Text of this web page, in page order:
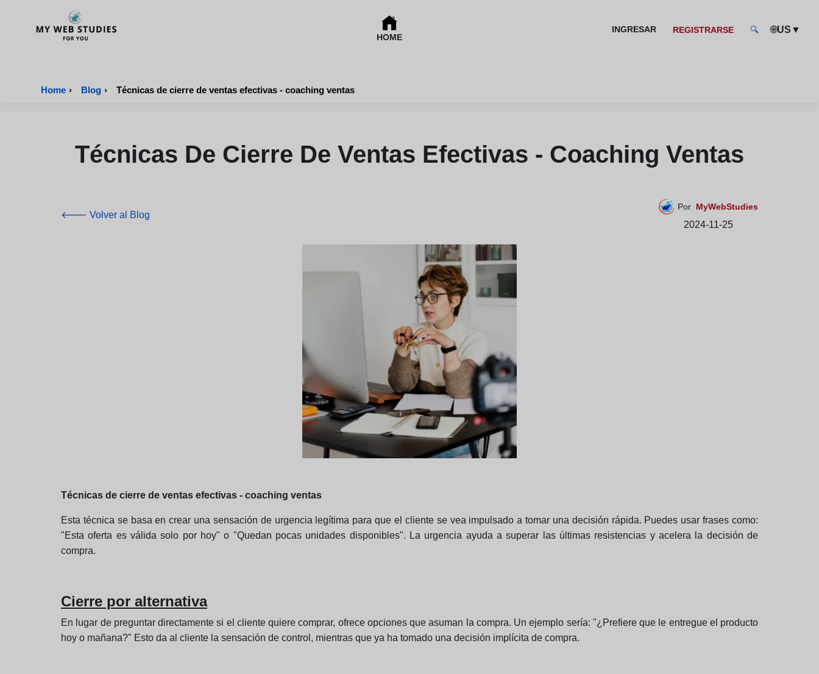
HOME
INGRESAR REGISTRARSE 🔍 🌐US ▼
Home › Blog › Técnicas de cierre de ventas efectivas - coaching ventas
Técnicas De Cierre De Ventas Efectivas - Coaching Ventas
🡐 Volver al Blog
Por MyWebStudies
2024-11-25
Técnicas de cierre de ventas efectivas - coaching ventas
Esta técnica se basa en crear una sensación de urgencia legítima para que el cliente se vea impulsado a tomar una decisión rápida. Puedes usar frases como:
"Esta oferta es válida solo por hoy" o "Quedan pocas unidades disponibles". La urgencia ayuda a superar las últimas resistencias y acelera la decisión de
compra.
Cierre por alternativa
En lugar de preguntar directamente si el cliente quiere comprar, ofrece opciones que asuman la compra. Un ejemplo sería: "¿Prefiere que le entregue el producto
hoy o mañana?" Esto da al cliente la sensación de control, mientras que ya ha tomado una decisión implícita de compra.